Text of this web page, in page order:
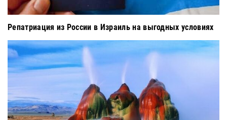
Репатриация из России в Израиль на выгодных условиях